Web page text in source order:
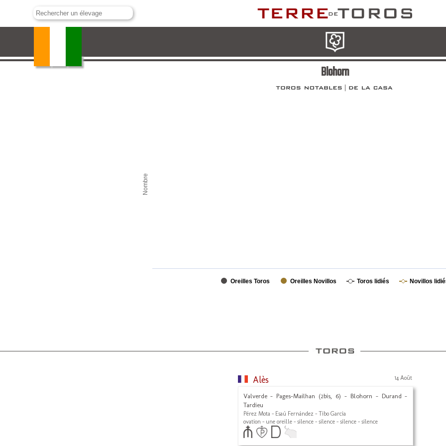
Blohorn
Nombre
Oreilles Toros Oreilles Novillos Toros lidiés Novillos
Alès 14 Août
Valverde - Pages-Mailhan (2bis, 6) - Blohorn - Durand -
Tardieu
Pérez Mota - Esaú Fernández - Tibo Garcia
ovation - une oreille - silence - silence - silence - silence